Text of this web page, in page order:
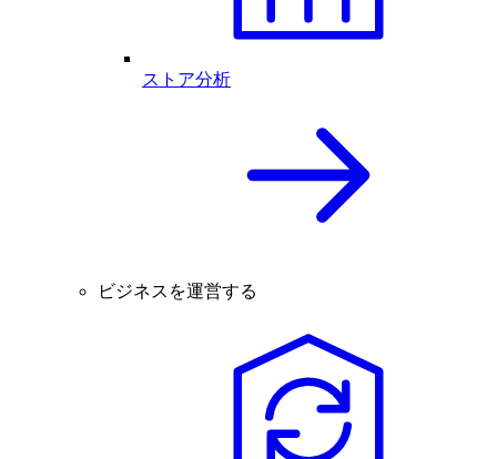
ストア分析
ビジネスを運営する